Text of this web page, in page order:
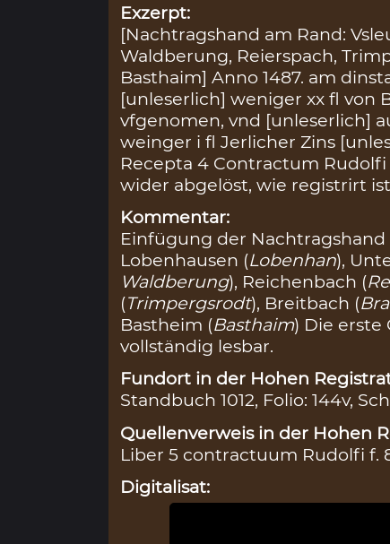
Exzerpt:
[Nachtragshand am Rand:
Waldberung, Reierspach,
Basthaim] Anno 1487. am
[unleserlich] weniger xx fl von
vfgenomen, vnd [unleserlich]
weinger i fl Jerlicher Zins
Recepta 4 Contractum
wider abgelöst, wie registrirt
Kommentar:
Einfügung der Nachtragshand
Lobenhausen (Lobenhan),
Waldberung), Reichenbach (
(Trimpergsrodt), Breitbach (
Bastheim (Basthaim) Die erste
vollständig lesbar.
Fundort in der Hohen
Standbuch 1012, Folio: 144v,
Quellenverweis in der Hohen
Liber 5 contractuum Rudolfi f.
Digitalisat: